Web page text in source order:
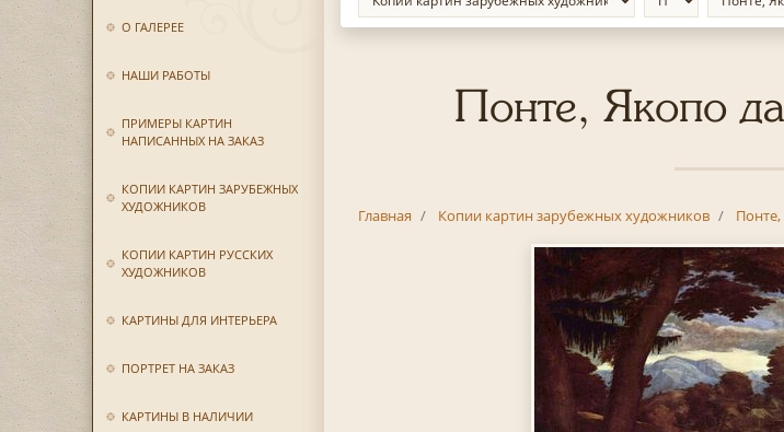
О ГАЛЕРЕЕ
НАШИ РАБОТЫ
ПРИМЕРЫ КАРТИН
НАПИСАННЫХ НА ЗАКАЗ
КОПИИ КАРТИН ЗАРУБЕЖНЫХ
ХУДОЖНИКОВ
КОПИИ КАРТИН РУССКИХ
ХУДОЖНИКОВ
КАРТИНЫ ДЛЯ ИНТЕРЬЕРА
ПОРТРЕТ НА ЗАКАЗ
КАРТИНЫ В НАЛИЧИИ
Понте, Якопо
Главная Копии картин зарубежных художников